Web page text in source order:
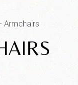
Armchairs